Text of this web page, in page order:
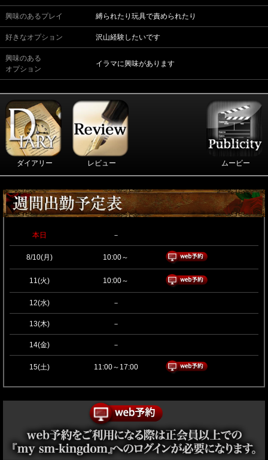
興味のあるプレイ 縛られたり玩具で責められたり
好きなオプション 沢山経験したいです
興味のある
オプション
イラマに興味があります
ダイアリー レビュー ムービー
本日 －
8/10(月) 10:00～
11(火) 10:00～
12(水) －
13(木) －
14(金) －
15(土) 11:00～17:00